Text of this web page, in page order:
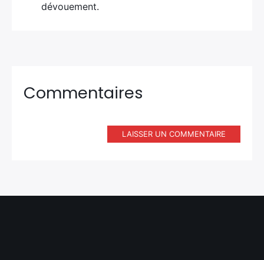
dévouement.
Commentaires
LAISSER UN COMMENTAIRE